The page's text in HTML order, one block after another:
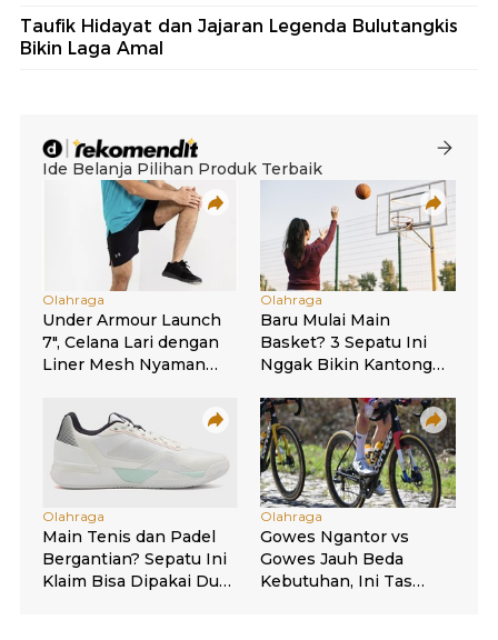
Taufik Hidayat dan Jajaran Legenda Bulutangkis
Bikin Laga Amal